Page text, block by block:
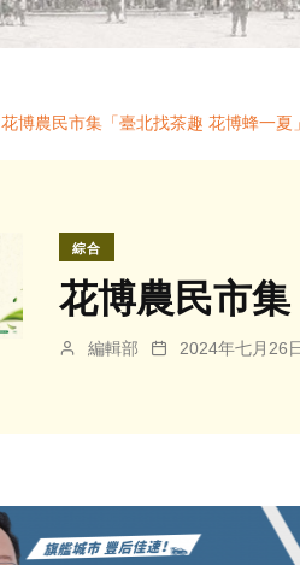
花博農民市集「臺北找茶趣 花博蜂一
綜合
花博農民市
編輯部 2024年七月26